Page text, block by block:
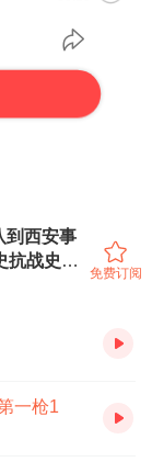
到西安事
抗战史
免费订阅
一枪1